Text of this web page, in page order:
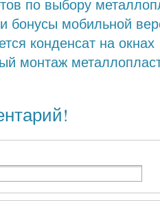
по выбору
бонусы мобильной
конденсат на окнах
монтаж